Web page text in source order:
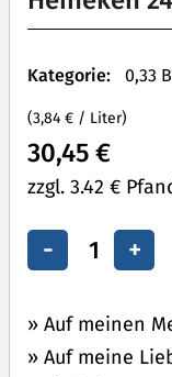
Kategorie: 0,33
(3,84 € / Liter)
30,45 €
zzgl. 3.42 €
- +
» Auf meinen
» Auf meine